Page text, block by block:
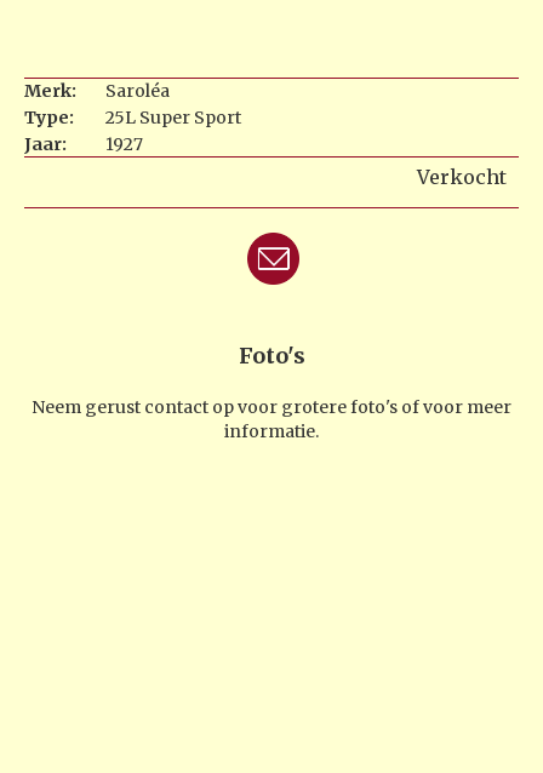
Merk:
Saroléa
Type:
25L Super Sport
Jaar:
1927
Verkocht
Foto's
Neem gerust contact op voor grotere foto's of voor meer
informatie.